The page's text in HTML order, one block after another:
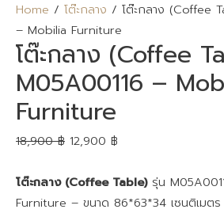
Home / โต๊ะกลาง / โต๊ะกลาง (Coffee
– Mobilia Furniture
โต๊ะกลาง (Coffee
M05A00116 –
Furniture
18,900฿ 12,900 ฿
โต๊ะกลาง (Coffee Table)รุ่น
Furniture – ขนาด 86*63*34 เซนติเมต